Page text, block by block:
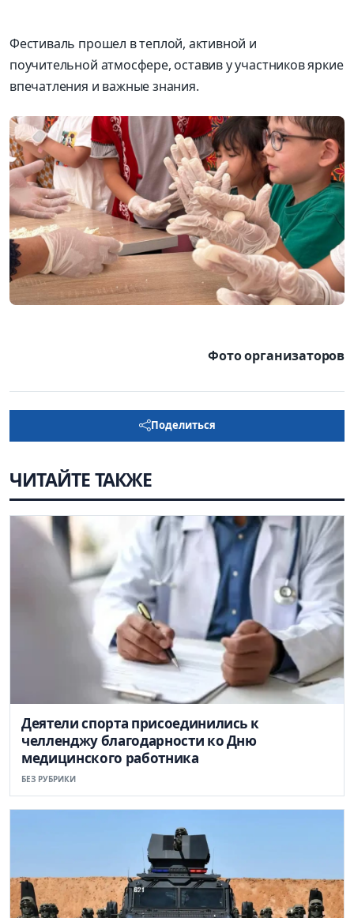
Фестиваль прошел в теплой, активной и
поучительной атмосфере, оставив у участников яркие
впечатления и важные знания.
Фото организаторов
Поделиться
ЧИТАЙТЕ ТАКЖЕ
Деятели спорта присоединились к
челленджу благодарности ко Дню
медицинского работника
БЕЗ РУБРИКИ